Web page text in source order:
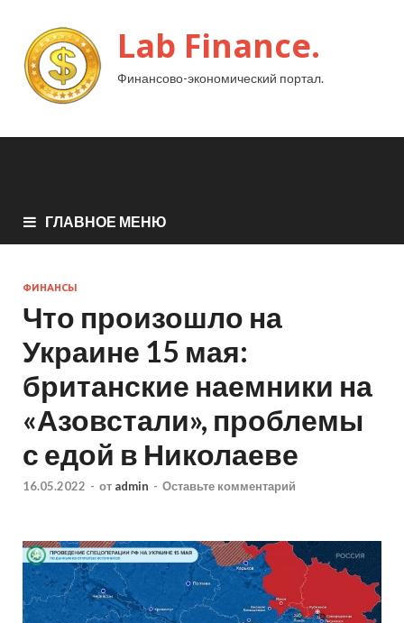
Lab Finance.
Финансово-экономический портал.
ГЛАВНОЕ МЕНЮ
ФИНАНСЫ
Что произошло на
Украине 15 мая:
британские наемники на
«Азовстали», проблемы
с едой в Николаеве
16.05.2022 - от admin - Оставьте комментарий